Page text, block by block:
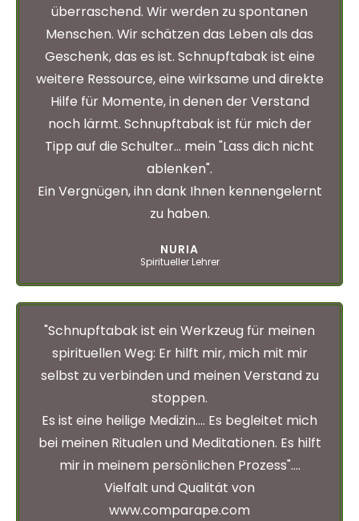
überraschend. Wir werden zu spontanen
Menschen. Wir schätzen das Leben als das
Geschenk, das es ist. Schnupftabak ist eine
weitere Ressource, eine wirksame und direkte
Hilfe für Momente, in denen der Verstand
noch lärmt. Schnupftabak ist für mich der
Tipp auf die Schulter... mein "Lass dich nicht
ablenken".
Ein Vergnügen, ihn dank Ihnen kennengelernt
zu haben.
NURIA
Spiritueller Lehrer
"Schnupftabak ist ein Werkzeug für meinen
spirituellen Weg: Er hilft mir, mich mit mir
selbst zu verbinden und meinen Verstand zu
stoppen.
Es ist eine heilige Medizin.... Es begleitet mich
bei meinen Ritualen und Meditationen. Es hilft
mir in meinem persönlichen Prozess"....
Vielfalt und Qualität von
www.comparape.com